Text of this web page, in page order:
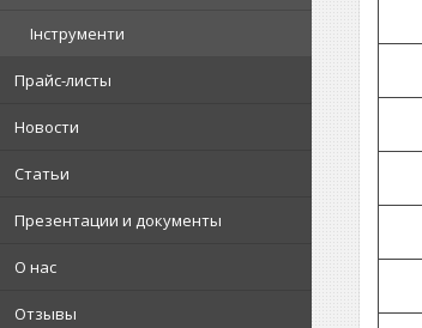
Інструменти
Прайс-листы
Новости
Статьи
Презентации и документы
О нас
Отзывы